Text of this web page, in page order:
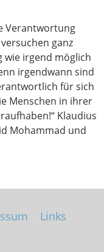
Verantwortung
ganz
wie irgend möglich
irgendwann sind
für sich
Menschen in ihrer
Klaudius
Mohammad und
Links